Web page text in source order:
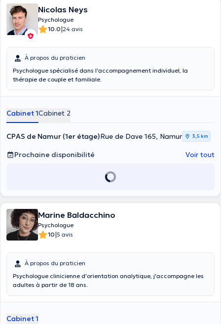
Nicolas Neys
Psychologue
10.0|24 avis
À propos du praticien
Psychologue spécialisé dans l'accompagnement individuel, la
thérapie de couple et familiale.
Cabinet 1Cabinet 2
CPAS de Namur (1er étage)Rue de Dave 165, Namur 3,5 km
Prochaine disponibilité Voir tout
Marine Baldacchino
Psychologue
10|5 avis
À propos du praticien
Psychologue clinicienne d'orientation analytique, j'accompagne les
adultes à partir de 18 ans.
Cabinet 1